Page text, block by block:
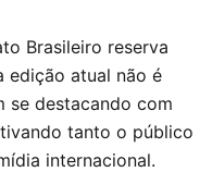
Brasileiro reserva
edição atual não é
se destacando com
tanto o público
internacional.